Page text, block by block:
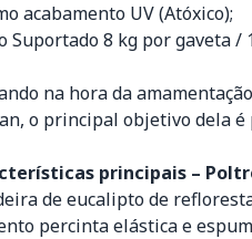
acabamento UV (Atóxico);
Suportado 8 kg por gaveta /
na hora da
o principal objetivo dela
principais –
de eucalipto de
percinta elástica e